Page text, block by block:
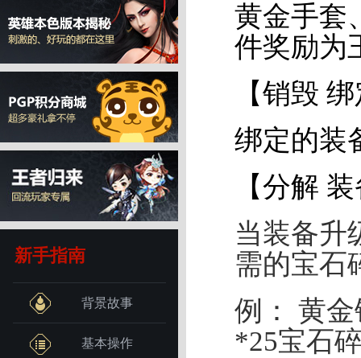
新手指南
背景故事
基本操作
黄金手套
件奖励为
【销毁
绑定的装
【分解
当装备升
需的宝石
例： 黄
*25宝石